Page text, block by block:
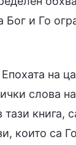
Бог и Го
на
слова
книга,
които са